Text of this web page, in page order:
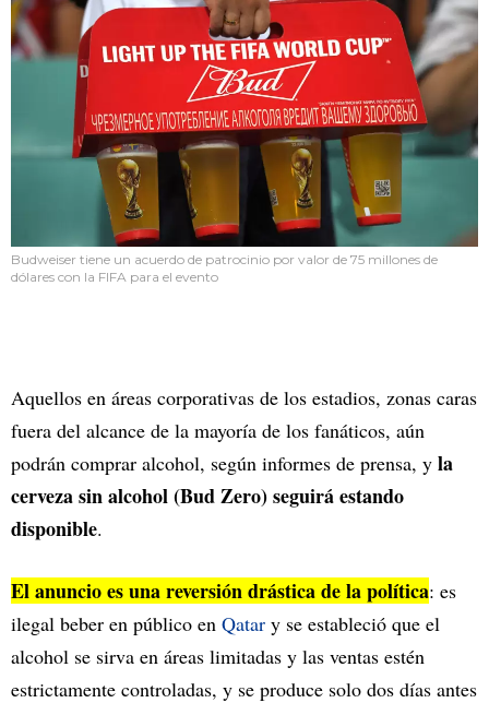
Budweiser tiene un acuerdo de patrocinio por valor de 75 millones de
dólares con la FIFA para el evento
Aquellos en áreas corporativas de los estadios, zonas caras
fuera del alcance de la mayoría de los fanáticos, aún
podrán comprar alcohol, según informes de prensa, y la
cerveza sin alcohol (Bud Zero) seguirá estando
disponible.
El anuncio es una reversión drástica de la política: es
ilegal beber en público en Qatar y se estableció que el
alcohol se sirva en áreas limitadas y las ventas estén
estrictamente controladas, y se produce solo dos días antes